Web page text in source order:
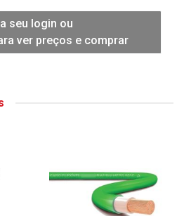
seu login ou
ver preços e comprar